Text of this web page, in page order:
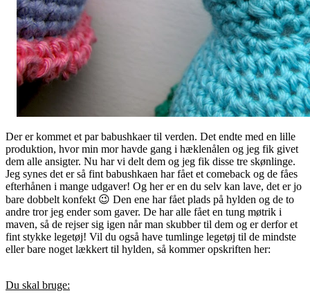
Der er kommet et par babushkaer til verden. Det endte med en lille
produktion, hvor min mor havde gang i hæklenålen og jeg fik givet
dem alle ansigter. Nu har vi delt dem og jeg fik disse tre skønlinge.
Jeg synes det er så fint babushkaen har fået et comeback og de fåes
efterhånen i mange udgaver! Og her er en du selv kan lave, det er jo
bare dobbelt konfekt 😉 Den ene har fået plads på hylden og de to
andre tror jeg ender som gaver. De har alle fået en tung møtrik i
maven, så de rejser sig igen når man skubber til dem og er derfor et
fint stykke legetøj! Vil du også have tumlinge legetøj til de mindste
eller bare noget lækkert til hylden, så kommer opskriften her:
Du skal bruge: